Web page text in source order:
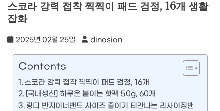
스코라 강력 접착 찍찍이 패드 검정, 16개 생활
잡화
2025년 02월 25일 dinosion
Contents
스코라 강력 접착 찍찍이 패드 검정, 16개
[국내생산] 하루온 붙이는 핫팩 50g, 60개
링디 반지이너밴드 사이즈 줄이기 티안나는 리사이징밴